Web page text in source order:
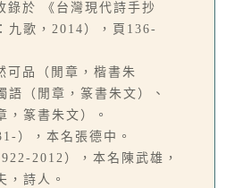
錄於 《台灣現代詩手抄
九歌，2014），頁136-
可品（閒章，楷書朱
語（閒章，篆書朱文）、
，篆書朱文）。
），本名張德中。
2012），本名陳武雄，
，詩人。